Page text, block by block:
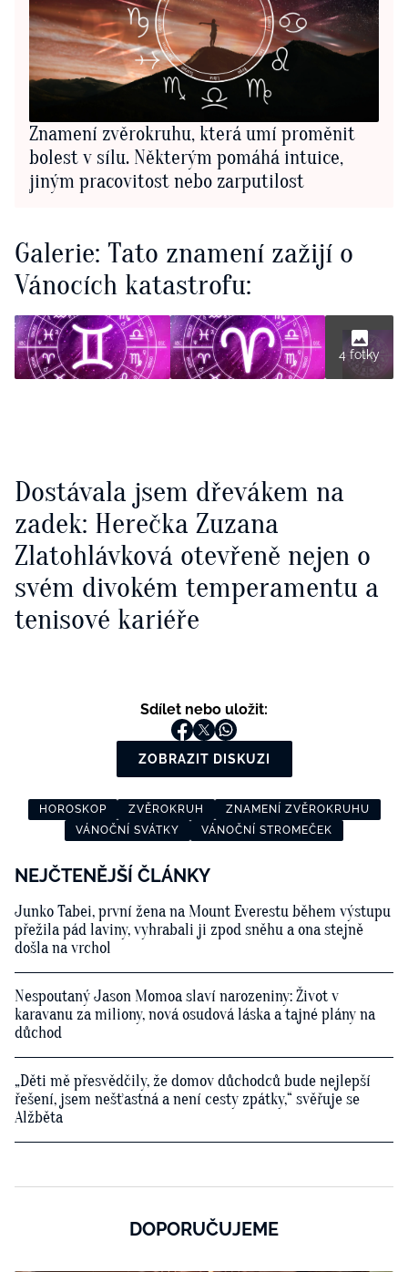
Znamení zvěrokruhu, která umí proměnit
bolest v sílu. Některým pomáhá intuice,
jiným pracovitost nebo zarputilost
Galerie: Tato znamení zažijí o
Vánocích katastrofu:
4 fotky
Dostávala jsem dřevákem na
zadek: Herečka Zuzana
Zlatohlávková otevřeně nejen o
svém divokém temperamentu a
tenisové kariéře
Sdílet nebo uložit:
ZOBRAZIT DISKUZI
HOROSKOP ZVĚROKRUH
ZNAMENÍ ZVĚROKRUHU
VÁNOČNÍ SVÁTKY
VÁNOČNÍ STROMEČEK
NEJČTENĚJŠÍ ČLÁNKY
Junko Tabei, první žena na Mount Everestu během výstupu
přežila pád laviny, vyhrabali ji zpod sněhu a ona stejně
došla na vrchol
Nespoutaný Jason Momoa slaví narozeniny: Život v
karavanu za miliony, nová osudová láska a tajné plány na
důchod
„Děti mě přesvědčily, že domov důchodců bude nejlepší
řešení, jsem nešťastná a není cesty zpátky,“ svěřuje se
Alžběta
DOPORUČUJEME